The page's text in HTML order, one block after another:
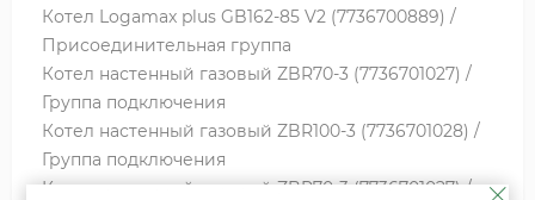
Котел Logamax plus GB162-85 V2 (7736700889) /
Присоединительная группа
Котел настенный газовый ZBR70-3 (7736701027) /
Группа подключения
Котел настенный газовый ZBR100-3 (7736701028) /
Группа подключения
Котел настенный газовый ZBR70-3 (7736701027) /